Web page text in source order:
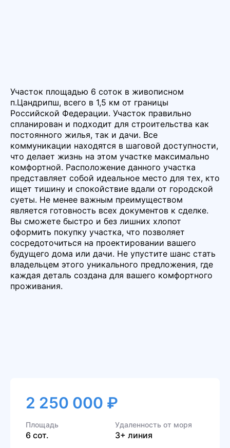
Участок площадью 6 соток в живописном
п.Цандрипш, всего в 1,5 км от границы
Российской Федерации. Участок правильно
спланирован и подходит для строительства как
постоянного жилья, так и дачи. Все
коммуникации находятся в шаговой доступности,
что делает жизнь на этом участке максимально
комфортной. Расположение данного участка
представляет собой идеальное место для тех, кто
ищет тишину и спокойствие вдали от городской
суеты. Не менее важным преимуществом
является готовность всех документов к сделке.
Вы сможете быстро и без лишних хлопот
оформить покупку участка, что позволяет
сосредоточиться на проектировании вашего
будущего дома или дачи. Не упустите шанс стать
владельцем этого уникального предложения, где
каждая деталь создана для вашего комфортного
проживания.
2 250 000 ₽
Площадь
6 сот.
Удаленность от моря
3+ линия